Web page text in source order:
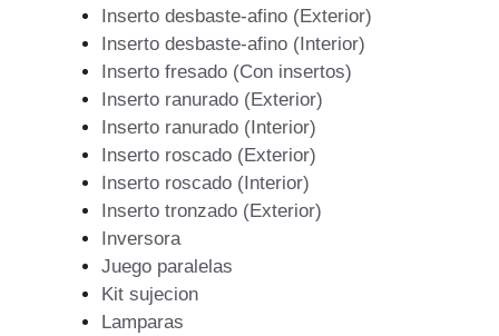
Inserto desbaste-afino (Exterior)
Inserto desbaste-afino (Interior)
Inserto fresado (Con insertos)
Inserto ranurado (Exterior)
Inserto ranurado (Interior)
Inserto roscado (Exterior)
Inserto roscado (Interior)
Inserto tronzado (Exterior)
Inversora
Juego paralelas
Kit sujecion
Lamparas